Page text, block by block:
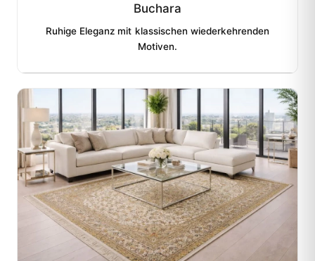
Buchara
Ruhige Eleganz mit klassischen wiederkehrenden
Motiven.